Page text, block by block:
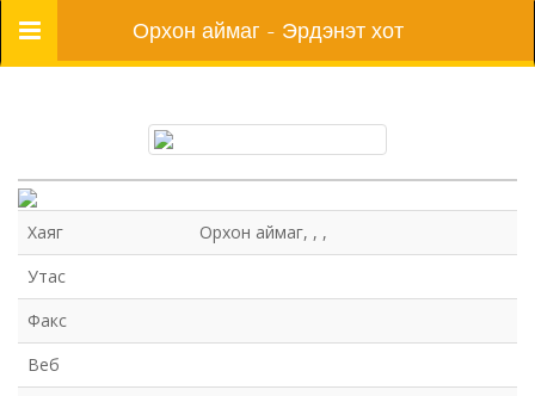
Цэс Орхон аймаг - Эрдэнэт хот
Хаяг
Орхон аймаг, , ,
Утас
Факс
Веб